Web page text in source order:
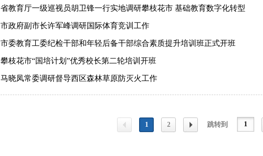
省教育厅一级巡视员胡卫锋一行实地调研攀枝花市 基础教育数字化转型
市政府副市长许军峰调研国际体育竞训工作
市委教育工委纪检干部和年轻后备干部综合素质提升培训班正式开班
攀枝花市“国培计划”优秀校长第二轮培训开班
马晓凤常委调研督导西区森林草原防灭火工作
1 2 跳转到